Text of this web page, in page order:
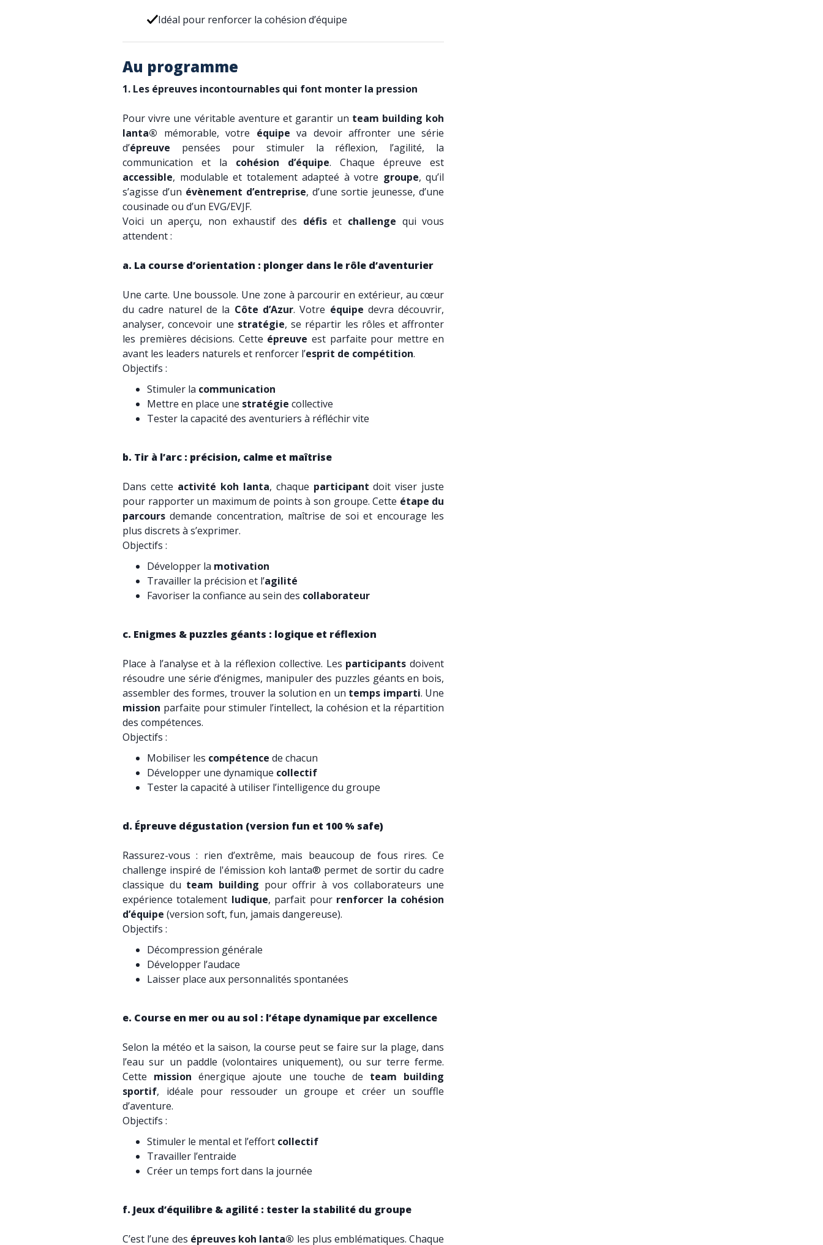
Idéal pour renforcer la cohésion d’équipe
Au programme
1. Les épreuves incontournables qui font monter la pression
Pour vivre une véritable aventure et garantir un team building koh
lanta® mémorable, votre équipe va devoir affronter une série
d’épreuve pensées pour stimuler la réflexion, l’agilité, la
communication et la cohésion d’équipe. Chaque épreuve est
accessible, modulable et totalement adapteé à votre groupe, qu’il
s’agisse d’un évènement d’entreprise, d’une sortie jeunesse, d’une
cousinade ou d’un EVG/EVJF.
Voici un aperçu, non exhaustif des défiset challenge qui vous
attendent :
a. La course d’orientation : plonger dans le rôle d’aventurier
Une carte. Une boussole. Une zone à parcourir en extérieur, au cœur
du cadre naturel de la Côte d’Azur. Votre équipe devra découvrir,
analyser, concevoir une stratégie, se répartir les rôles et affronter
les premières décisions. Cette épreuve est parfaite pour mettre en
avant les leaders naturels et renforcer l’esprit de compétition.
Objectifs :
Stimuler la communication
Mettre en place une stratégie collective
Tester la capacité des aventuriers à réfléchir vite
b. Tir à l’arc : précision, calme et maîtrise
Dans cette activité koh lanta, chaque participant doit viser juste
pour rapporter un maximum de points à son groupe. Cette étape du
parcoursdemande concentration, maîtrise de soi et encourage les
plus discrets à s’exprimer.
Objectifs :
Développer la motivation
Travailler la précision et l’agilité
Favoriser la confiance au sein des collaborateur
c. Enigmes & puzzles géants : logique et réflexion
Place à l’analyse et à la réflexion collective. Les participants doivent
résoudre une série d’énigmes, manipuler des puzzles géants en bois,
assembler des formes, trouver la solution en un temps imparti. Une
mission parfaite pour stimuler l’intellect, la cohésion et la répartition
des compétences.
Objectifs :
Mobiliser les compétence de chacun
Développer une dynamique collectif
Tester la capacité à utiliser l’intelligence du groupe
d. Épreuve dégustation (version fun et 100 % safe)
Rassurez-vous : rien d’extrême, mais beaucoup de fous rires. Ce
challenge inspiré de l'émission koh lanta® permet de sortir du cadre
classique du team building pour offrir à vos collaborateurs une
expérience totalement ludique, parfait pour renforcer la cohésion
d’équipe (version soft, fun, jamais dangereuse).
Objectifs :
Décompression générale
Développer l’audace
Laisser place aux personnalités spontanées
e. Course en mer ou au sol : l’étape dynamique par excellence
Selon la météo et la saison, la course peut se faire sur la plage, dans
l’eau sur un paddle (volontaires uniquement), ou sur terre ferme.
Cette mission énergique ajoute une touche de team building
sportif, idéale pour ressouder un groupe et créer un souffle
d’aventure.
Objectifs :
Stimuler le mental et l’effort collectif
Travailler l’entraide
Créer un temps fort dans la journée
f. Jeux d’équilibre & agilité : tester la stabilité du groupe
C’est l’une des épreuves koh lanta® les plus emblématiques. Chaque